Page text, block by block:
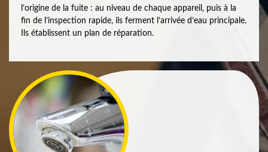
l’origine de la fuite : au niveau de chaque appareil, puis à la
fin de l’inspection rapide, ils ferment l’arrivée d’eau principale.
Ils établissent un plan de réparation.